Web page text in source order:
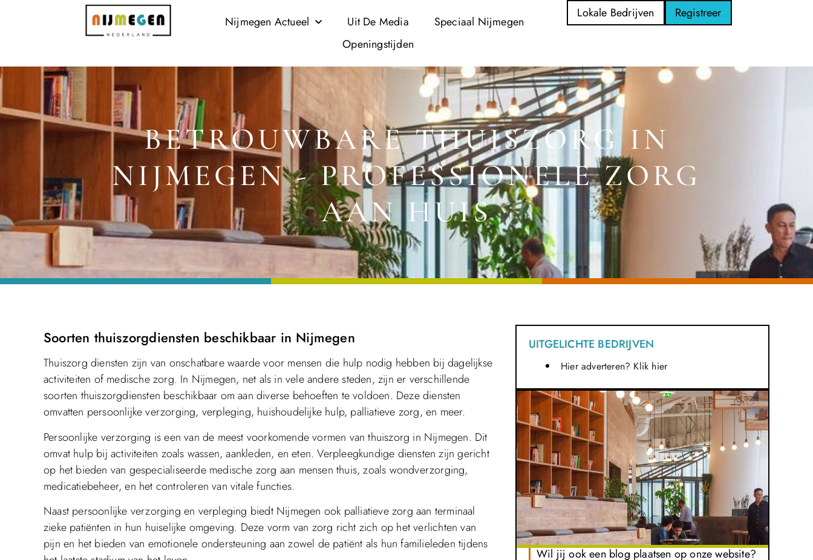
Nijmegen Actueel Uit De Media
Speciaal Nijmegen
Openingstijden
Registreer
Lokale Bedrijven
BETROUWBARE THUISZORG IN
NIJMEGEN - PROFESSIONELE ZORG
AAN HUIS
Soorten thuiszorgdiensten beschikbaar in Nijmegen
Thuiszorg diensten zijn van onschatbare waarde voor mensen die hulp nodig hebben bij dagelijkse
activiteiten of medische zorg. In Nijmegen, net als in vele andere steden, zijn er verschillende
soorten thuiszorgdiensten beschikbaar om aan diverse behoeften te voldoen. Deze diensten
omvatten persoonlijke verzorging, verpleging, huishoudelijke hulp, palliatieve zorg, en meer.
Persoonlijke verzorging is een van de meest voorkomende vormen van thuiszorg in Nijmegen. Dit
omvat hulp bij activiteiten zoals wassen, aankleden, en eten. Verpleegkundige diensten zijn gericht
op het bieden van gespecialiseerde medische zorg aan mensen thuis, zoals wondverzorging,
medicatiebeheer, en het controleren van vitale functies.
Naast persoonlijke verzorging en verpleging biedt Nijmegen ook palliatieve zorg aan terminaal
zieke patiënten in hun huiselijke omgeving. Deze vorm van zorg richt zich op het verlichten van
pijn en het bieden van emotionele ondersteuning aan zowel de patiënt als hun familieleden tijdens
UITGELICHTE BEDRIJVEN
Hier adverteren? Klik hier
Wil jij ook een blog plaatsen op onze website?